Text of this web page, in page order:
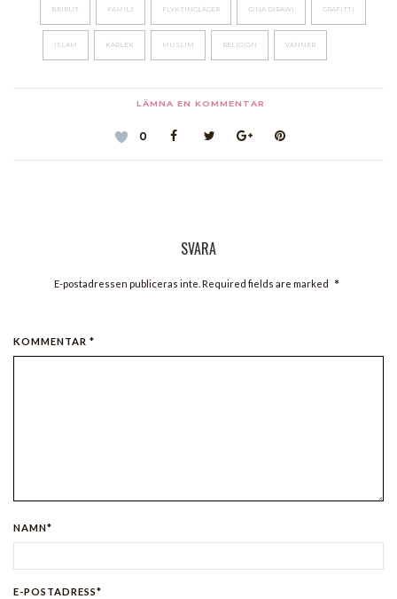
BEIRUT FAMILJ FLYKTINGLÄGER GINA DIRAWI GRAFITTI
ISLAM KÄRLEK MUSLIM RELIGION VÄNNER
LÄMNA EN KOMMENTAR
0
SVARA
E-postadressen publiceras inte. Required fields are marked *
KOMMENTAR *
NAMN*
E-POSTADRESS*